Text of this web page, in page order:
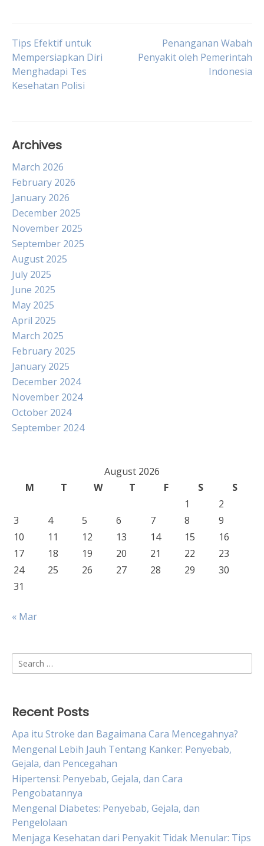
Post
navigation
Tips Efektif untuk
Mempersiapkan Diri
Menghadapi Tes
Kesehatan Polisi
Penanganan Wabah
Penyakit oleh Pemerintah
Indonesia
Archives
March 2026
February 2026
January 2026
December 2025
November 2025
September 2025
August 2025
July 2025
June 2025
May 2025
April 2025
March 2025
February 2025
January 2025
December 2024
November 2024
October 2024
September 2024
August 2026
M
T W T F S
S
1
2
3
4 5 6 7 8
9
10
11 12 13 14 15
16
17
18 19 20 21 22
23
24
25 26 27 28 29
30
31
« Mar
Search
for:
Recent Posts
Apa itu Stroke dan Bagaimana Cara Mencegahnya?
Mengenal Lebih Jauh Tentang Kanker: Penyebab,
Gejala, dan Pencegahan
Hipertensi: Penyebab, Gejala, dan Cara
Pengobatannya
Mengenal Diabetes: Penyebab, Gejala, dan
Pengelolaan
Menjaga Kesehatan dari Penyakit Tidak Menular: Tips